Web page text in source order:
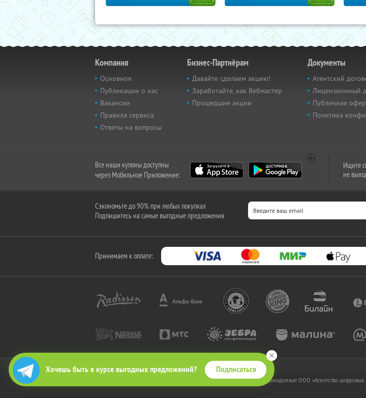
Хочешь быть в курсе выгодных предложений? Подписаться
Компания
Основное
Публикации о нас
Вакансии
Правила сервиса
Ответы на вопросы
Бизнес-Партнёрам
Давайте сделаем акцию!
Заработайте, как Вебмастер
Прошедшие акции
Документы
Агентский
Лицензионный
Публичная
Политика
Все наши купоны доступны
через Мобильное Приложение:
Ищите
не
Сэкономьте до 90% при любых покупках
Подпишитесь на самые выгодные предложения
Принимаем к оплате:
2010-2026 © КупиКупон. Все права защищены.
Все права на товарный знак "КупиКупон" и на сайт www.kupikupon.ru принадлежат OOO «Агентство